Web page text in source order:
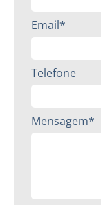
Email*
Telefone
Mensagem*